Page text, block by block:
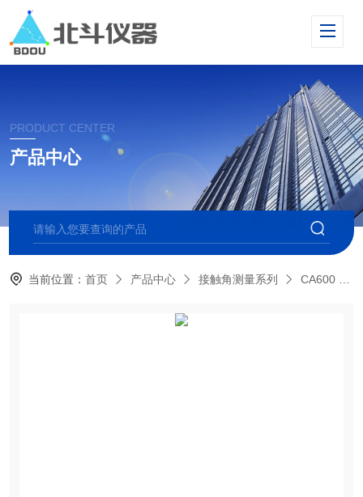
PRODUCT CENTER
产品中心
当前位置：首页 产品中心 接触角测量系列 CA600 高温接触角测量仪